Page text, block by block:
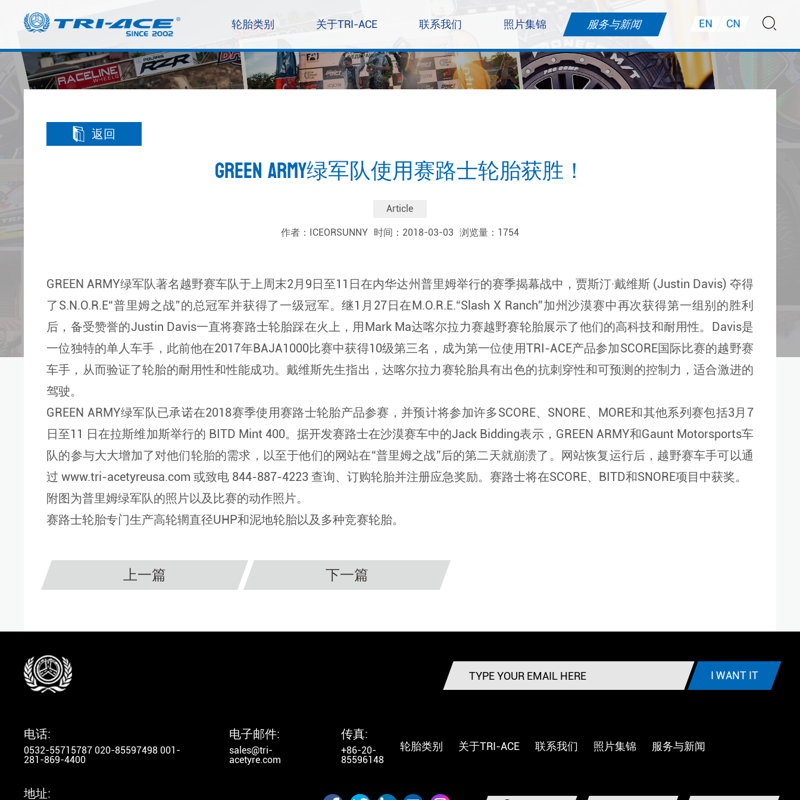
轮胎类别 关于TRI-ACE 联系我们 照片集锦 服务与新闻 EN CN
返回
GREEN ARMY绿军队使用赛路士轮胎获胜！
Article
作者：ICEORSUNNY 时间：2018-03-03 浏览量：1754
GREEN ARMY绿军队著名越野赛车队于上周末2月9日至11日在内华达州普里姆举行的赛季揭幕战中，贾斯汀·戴维斯 (Justin Davis) 夺得
了S.N.O.R.E“普里姆之战”的总冠军并获得了一级冠军。继1月27日在M.O.R.E.“Slash X Ranch”加州沙漠赛中再次获得第一组别的胜利
后，备受赞誉的Justin Davis一直将赛路士轮胎踩在火上，用Mark Ma达喀尔拉力赛越野赛轮胎展示了他们的高科技和耐用性。Davis是
一位独特的单人车手，此前他在2017年BAJA1000比赛中获得10级第三名，成为第一位使用TRI-ACE产品参加SCORE国际比赛的越野赛
车手，从而验证了轮胎的耐用性和性能成功。戴维斯先生指出，达喀尔拉力赛轮胎具有出色的抗刺穿性和可预测的控制力，适合激进的
驾驶。
GREEN ARMY绿军队已承诺在2018赛季使用赛路士轮胎产品参赛，并预计将参加许多SCORE、SNORE、MORE和其他系列赛包括3月7
日至11 日在拉斯维加斯举行的 BITD Mint 400。据开发赛路士在沙漠赛车中的Jack Bidding表示，GREEN ARMY和Gaunt Motorsports车
队的参与大大增加了对他们轮胎的需求，以至于他们的网站在“普里姆之战”后的第二天就崩溃了。网站恢复运行后，越野赛车手可以通
过 www.tri-acetyreusa.com 或致电 844-887-4223 查询、订购轮胎并注册应急奖励。赛路士将在SCORE、BITD和SNORE项目中获奖。
附图为普里姆绿军队的照片以及比赛的动作照片。
赛路士轮胎专门生产高轮辋直径UHP和泥地轮胎以及多种竞赛轮胎。
上一篇 下一篇
I WANT IT
电话:
0532-55715787 020-85597498 001-
281-869-4400
电子邮件:
sales@tri-
acetyre.com
传真:
+86-20-
85596148
轮胎类别 关于TRI-ACE 联系我们 照片集锦 服务与新闻
地址: